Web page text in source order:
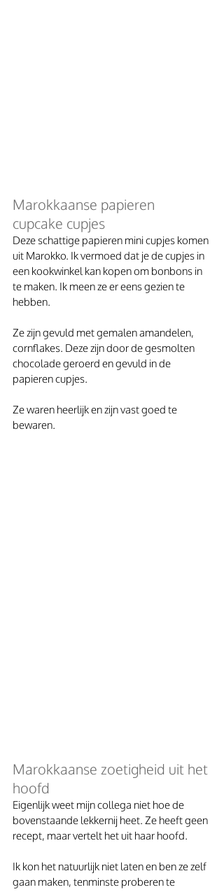
Marokkaanse papieren
cupcake cupjes
Deze schattige papieren mini cupjes komen
uit Marokko. Ik vermoed dat je de cupjes in
een kookwinkel kan kopen om bonbons in
te maken. Ik meen ze er eens gezien te
hebben.
Ze zijn gevuld met gemalen amandelen,
cornflakes. Deze zijn door de gesmolten
chocolade geroerd en gevuld in de
papieren cupjes.
Ze waren heerlijk en zijn vast goed te
bewaren.
Marokkaanse zoetigheid uit het
hoofd
Eigenlijk weet mijn collega niet hoe de
bovenstaande lekkernij heet. Ze heeft geen
recept, maar vertelt het uit haar hoofd.
Ik kon het natuurlijk niet laten en ben ze zelf
gaan maken, tenminste proberen te